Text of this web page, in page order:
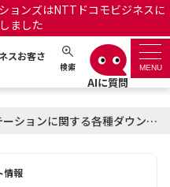
ョンズはNTTドコモビジネスに
ました
スお客さ
検索 MENU
ポート 日本語 English
サービス名から探す : ビリングステーションに関する各種ダウンロード
情報